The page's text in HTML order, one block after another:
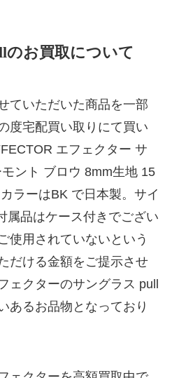
のお買取について
ていただいた商品を一部
度宅配買い取りにて買い
エフェクター サ
ント ブロウ 8mm生地 15
ラーはBK で日本製。サイ
属品はケース付きでござい
使用されていないという
だける金額をご提示させ
ェクターのサングラス pull
あるお品物となっており